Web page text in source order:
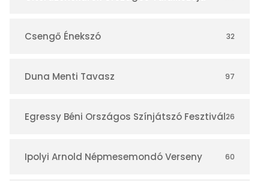
á
r
Csengő Énekszó 32
Duna Menti Tavasz 97
Egressy Béni Országos Színjátszó Fesztivál26
Ipolyi Arnold Népmesemondó Verseny 60